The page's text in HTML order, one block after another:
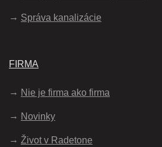
Správa kanalizácie
FIRMA
Nie je firma ako firma
Novinky
Život v Radetone